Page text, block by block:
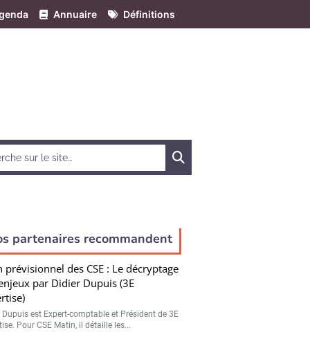
Annuaire Définitions
partenaires recommandent
prévisionnel des CSE : Le décryptage
par Didier Dupuis (3E
Dupuis est Expert-comptable et Président de 3E
Pour CSE Matin, il détaille les...